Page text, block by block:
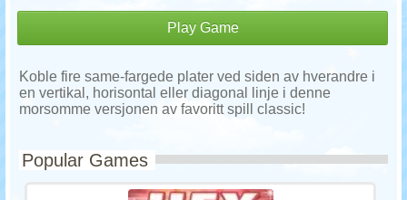
Play Game
Koble fire same-fargede plater ved siden av hverandre i
en vertikal, horisontal eller diagonal linje i denne
morsomme versjonen av favoritt spill classic!
Popular Games